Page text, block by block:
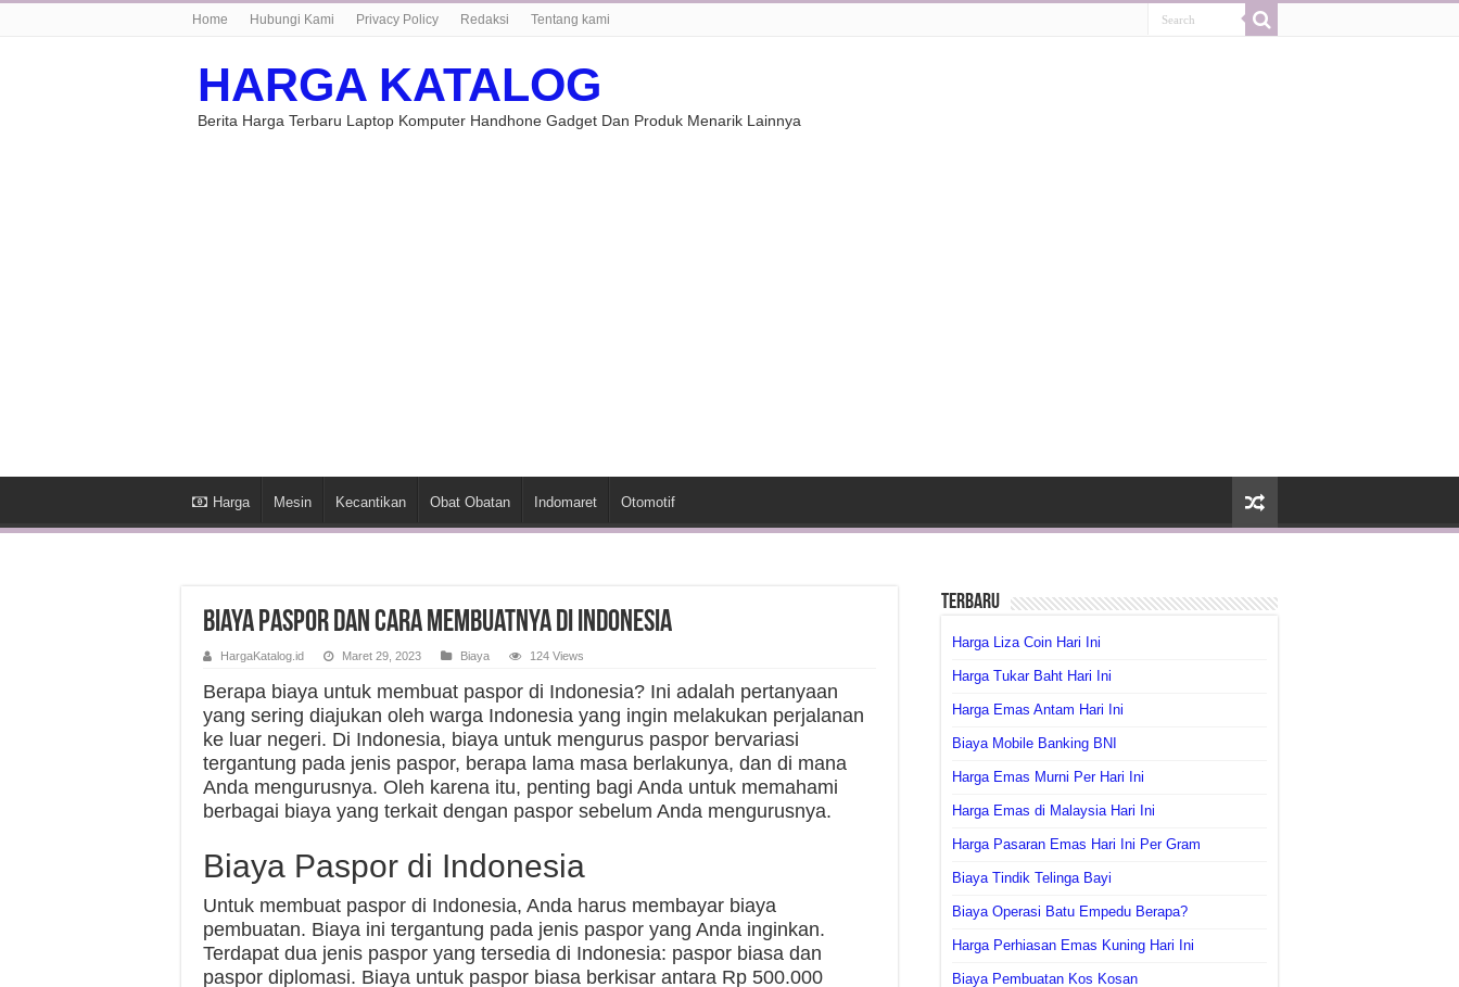
Home Hubungi Kami Privacy Policy Redaksi Tentang kami
HARGA KATALOG
Berita Harga Terbaru Laptop Komputer Handhone Gadget Dan Produk Menarik Lainnya
Harga Mesin Kecantikan Obat Obatan Indomaret Otomotif
Biaya Paspor dan Cara Membuatnya di Indonesia
HargaKatalog.id Maret 29, 2023 Biaya 124 Views
Berapa biaya untuk membuat paspor di Indonesia? Ini adalah pertanyaan
yang sering diajukan oleh warga Indonesia yang ingin melakukan perjalanan
ke luar negeri. Di Indonesia, biaya untuk mengurus paspor bervariasi
tergantung pada jenis paspor, berapa lama masa berlakunya, dan di mana
Anda mengurusnya. Oleh karena itu, penting bagi Anda untuk memahami
berbagai biaya yang terkait dengan paspor sebelum Anda mengurusnya.
Biaya Paspor di Indonesia
Untuk membuat paspor di Indonesia, Anda harus membayar biaya
pembuatan. Biaya ini tergantung pada jenis paspor yang Anda inginkan.
Terdapat dua jenis paspor yang tersedia di Indonesia: paspor biasa dan
paspor diplomasi. Biaya untuk paspor biasa berkisar antara Rp 500.000
Terbaru
Harga Liza Coin Hari Ini
Harga Tukar Baht Hari Ini
Harga Emas Antam Hari Ini
Biaya Mobile Banking BNI
Harga Emas Murni Per Hari Ini
Harga Emas di Malaysia Hari Ini
Harga Pasaran Emas Hari Ini Per Gram
Biaya Tindik Telinga Bayi
Biaya Operasi Batu Empedu Berapa?
Harga Perhiasan Emas Kuning Hari Ini
Biaya Pembuatan Kos Kosan